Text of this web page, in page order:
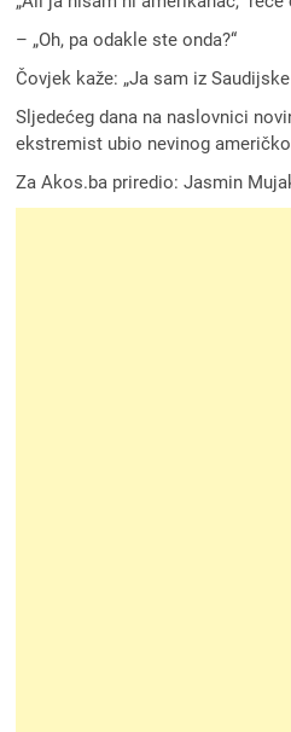
– „Oh, pa odakle ste onda?“
Čovjek kaže: „Ja sam iz
Sljedećeg dana na naslovnici
ekstremist ubio nevinog
Za Akos.ba priredio: Jasmin